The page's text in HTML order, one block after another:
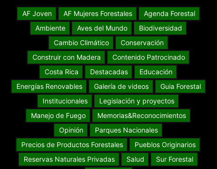
AF Joven AF Mujeres Forestales
Agenda Forestal
Ambiente
Aves del Mundo
Biodiversidad
Cambio Climático
Conservación
Construir con Madera
Contenido Patrocinado
Costa Rica
Destacadas
Educación
Energías Renovables
Galería de videos
Guia Forestal
Institucionales
Legislación y proyectos
Manejo de Fuego
Memorias&Reconocimientos
Opinión
Parques Nacionales
Precios de Productos Forestales
Pueblos Originarios
Reservas Naturales Privadas
Salud
Sur Forestal